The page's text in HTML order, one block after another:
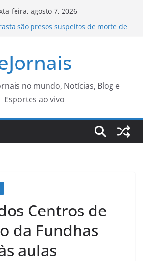
feira, agosto 7, 2026
são presos suspeitos de morte de
especialistas
e inovação para uma gestão pública
– Prefeitura Estância Turística
Veterano 2026 segue com oito
sábado (8) – Agência de Notícias
no mundo, Notícias, Blog e
Esportes ao vivo
Centros de
da Fundhas
aulas